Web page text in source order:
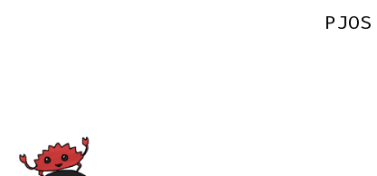
PJOS
PJOS